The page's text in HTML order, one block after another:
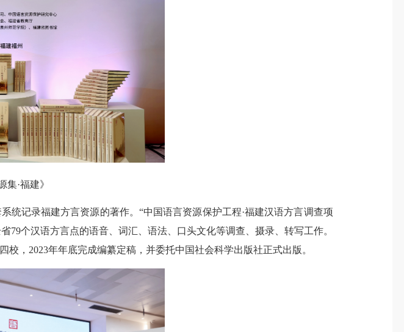
集·福建》
记录福建方言资源的著作。“中国语言资源保护工程·福建汉语方言调查项
79个汉语方言点的语音、词汇、语法、口头文化等调查、摄录、转写工作。
，2023年年底完成编纂定稿，并委托中国社会科学出版社正式出版。